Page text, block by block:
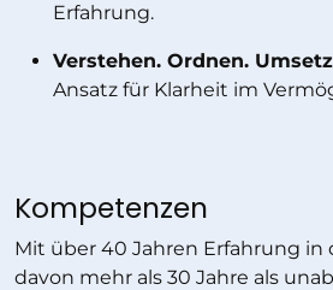
Erfahrung.
Verstehen. Ordnen.
Ansatz für Klarheit im
Kompetenzen
Mit über 40 Jahren Erfahrung in
davon mehr als 30 Jahre als